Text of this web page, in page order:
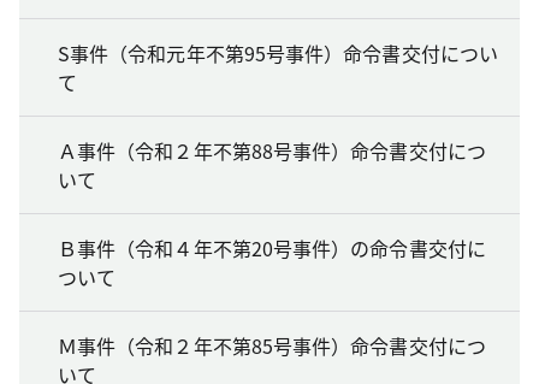
S事件（令和元年不第95号事件）命令書交付につい
て
Ａ事件（令和２年不第88号事件）命令書交付につ
いて
Ｂ事件（令和４年不第20号事件）の命令書交付に
ついて
Ｍ事件（令和２年不第85号事件）命令書交付につ
いて